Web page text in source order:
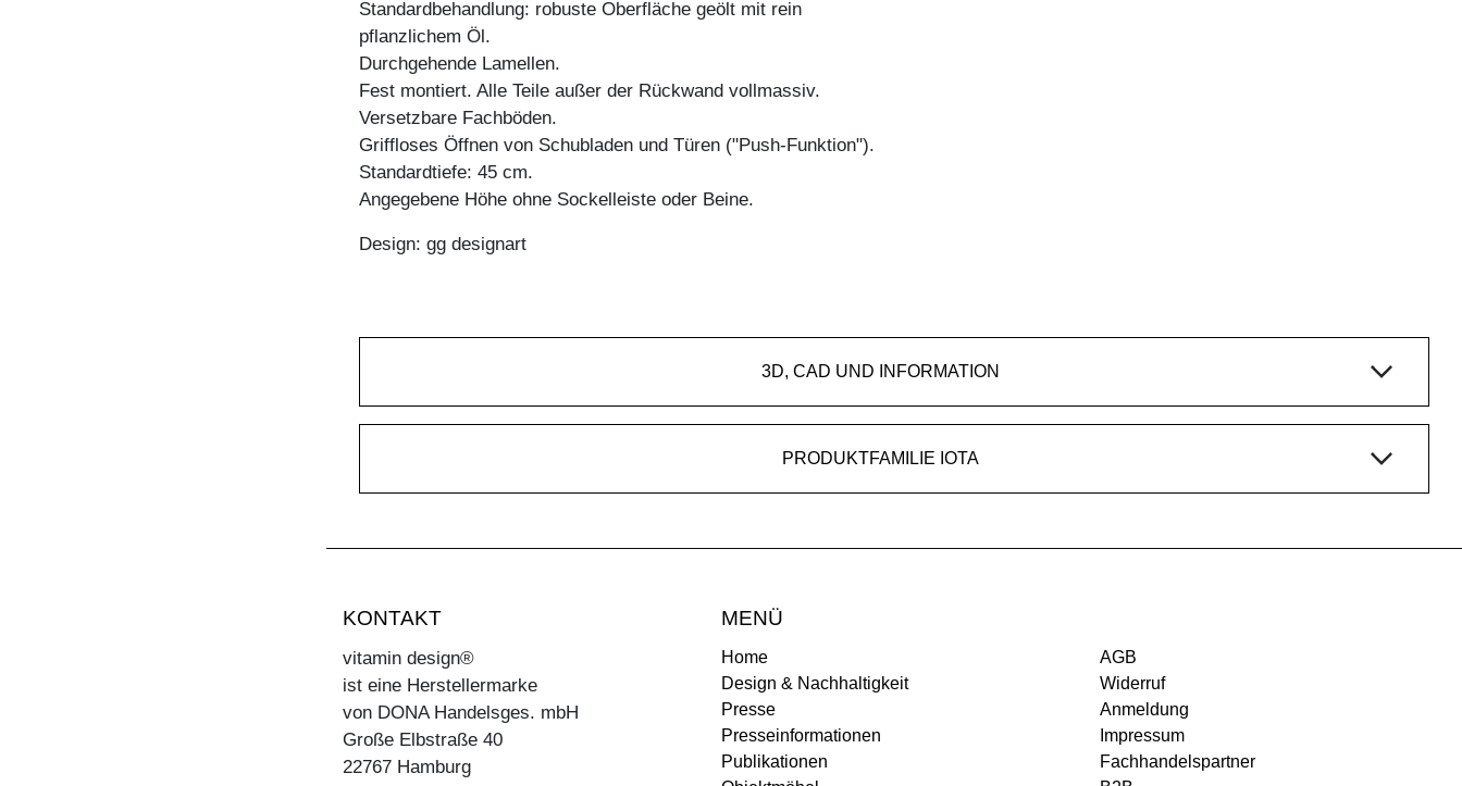
Standardbehandlung: robuste Oberfläche geölt mit rein
pflanzlichem Öl.
Durchgehende Lamellen.
Fest montiert. Alle Teile außer der Rückwand vollmassiv.
Versetzbare Fachböden.
Griffloses Öffnen von Schubladen und Türen ("Push-Funktion").
Standardtiefe: 45 cm.
Angegebene Höhe ohne Sockelleiste oder Beine.
Design: gg designart
3D, CAD UND INFORMATION
PRODUKTFAMILIE IOTA
KONTAKT
vitamin design®
ist eine Herstellermarke
von DONA Handelsges. mbH
Große Elbstraße 40
22767 Hamburg
MENÜ
Home
Design & Nachhaltigkeit
Presse
Presseinformationen
Publikationen
AGB
Widerruf
Anmeldung
Impressum
Fachhandelspartner